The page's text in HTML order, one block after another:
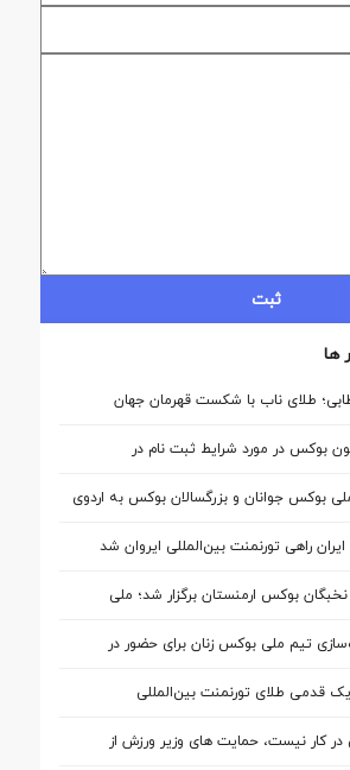
ثبت
ها
طلای ناب با شکست قهرمان جهان
بوکس در مورد شرایط ثبت نام در
بوکس جوانان و بزرگسالان بوکس به اردوی
راهی تورنمنت بین‌المللی ایروان شد
بوکس ارمنستان برگزار شد؛ ملی‌
خود را شناختند
تیم ملی بوکس زنان برای حضور در
قدمی طلای تورنمنت بین‌المللی
به مدال برنز رسید
کار نیست، حمایت های وزیر ورزش از